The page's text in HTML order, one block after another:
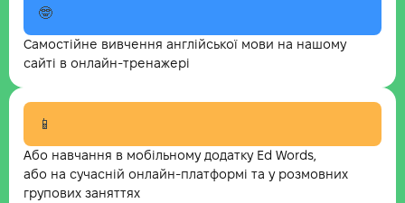
🤓
Самостійне вивчення англійської мови на нашому
сайті в онлайн-тренажері
📱
Або навчання в мобільному додатку Ed Words,
або на сучасній онлайн-платформі та у розмовних
групових заняттях